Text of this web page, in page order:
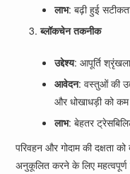
लाभ: बढ़ी हुई
ब्लॉकचेन तकनीक
उद्देश्य: आपूर्ति
आवेदन: वस्तुओं की
और धोखाधड़ी को
लाभ: बेहतर
परिवहन और गोदाम की दक्षता
अनुकूलित करने के लिए